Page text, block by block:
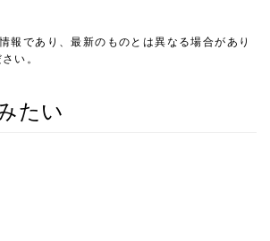
報であり、最新のものとは異なる場合があり
い。
たい